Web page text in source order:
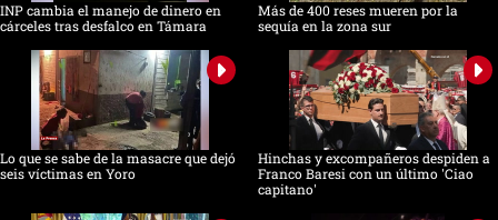
INP cambia el manejo de dinero en
cárceles tras desfalco en Támara
Más de 400 reses mueren por la
sequía en la zona sur
Lo que se sabe de la masacre que dejó
seis víctimas en Yoro
Hinchas y excompañeros despiden a
Franco Baresi con un último 'Ciao
capitano'